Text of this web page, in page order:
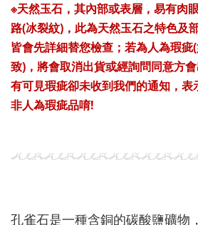
※天然玉石，其內部或表層，易有肉
路(冰裂紋)， 此為天然玉石之特色及
皆會先詳細替您檢查；若為人為瑕
致)，將會取消出貨或經詢問同意方
有可見瑕疵卻未收到我們的通知，表
非人為瑕疵品唷!
孔雀石是一種含銅的碳酸鹽礦物